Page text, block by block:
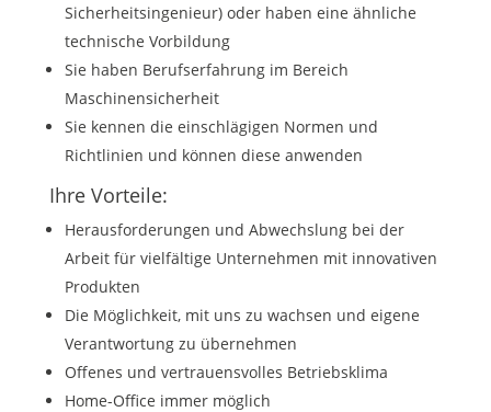
Sicherheitsingenieur) oder haben eine ähnliche
technische Vorbildung
Sie haben Berufserfahrung im Bereich
Maschinensicherheit
Sie kennen die einschlägigen Normen und
Richtlinien und können diese anwenden
Ihre Vorteile:
Herausforderungen und Abwechslung bei der
Arbeit für vielfältige Unternehmen mit innovativen
Produkten
Die Möglichkeit, mit uns zu wachsen und eigene
Verantwortung zu übernehmen
Offenes und vertrauensvolles Betriebsklima
Home-Office immer möglich